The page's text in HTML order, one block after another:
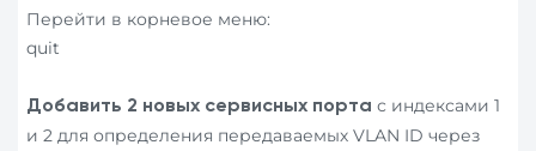
Перейти в корневое меню:
quit
Добавить 2 новых сервисных порта с индексами 1
и 2 для определения передаваемых VLAN ID через